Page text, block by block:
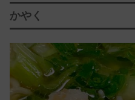
かやく